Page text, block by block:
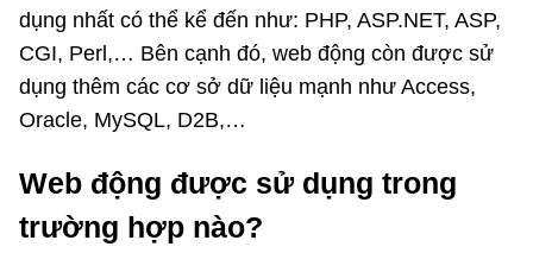
dụng nhất có thể kể đến như: PHP, ASP.NET, ASP,
CGI, Perl,… Bên cạnh đó, web động còn được sử
dụng thêm các cơ sở dữ liệu mạnh như Access,
Oracle, MySQL, D2B,…
Web động được sử dụng trong
trường hợp nào?